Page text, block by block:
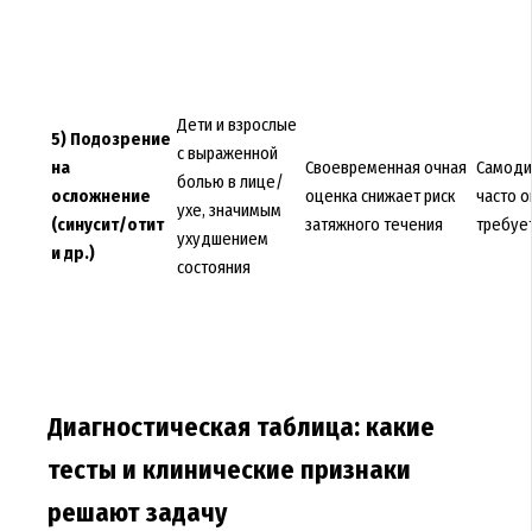
5) Подозрение
на
осложнение
(синусит/отит
и др.)
Дети и взрослые
с выраженной
болью в лице/
ухе, значимым
ухудшением
состояния
Своевременная очная
оценка снижает риск
затяжного течения
часто
Диагностическая таблица: какие
тесты и клинические признаки
решают задачу